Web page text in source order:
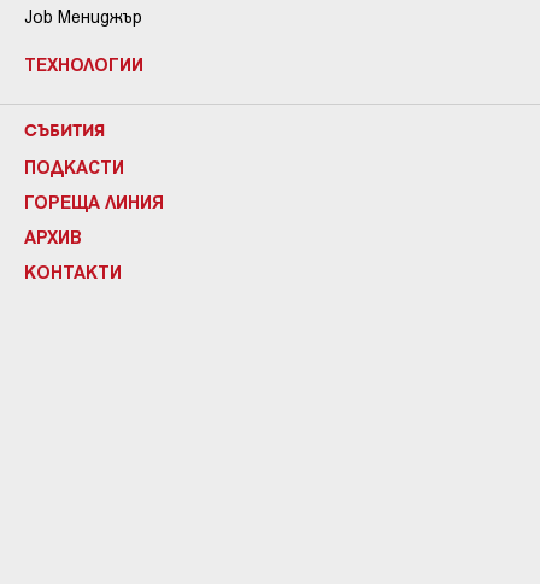
Job Мениджър
ТЕХНОЛОГИИ
СЪБИТИЯ
ПОДКАСТИ
ГОРЕЩА ЛИНИЯ
АРХИВ
КОНТАКТИ